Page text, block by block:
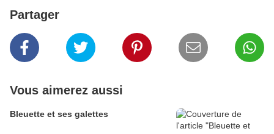
Partager
Vous aimerez aussi
Bleuette et ses galettes